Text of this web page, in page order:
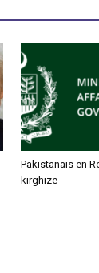
Pakistanais en
kirghize